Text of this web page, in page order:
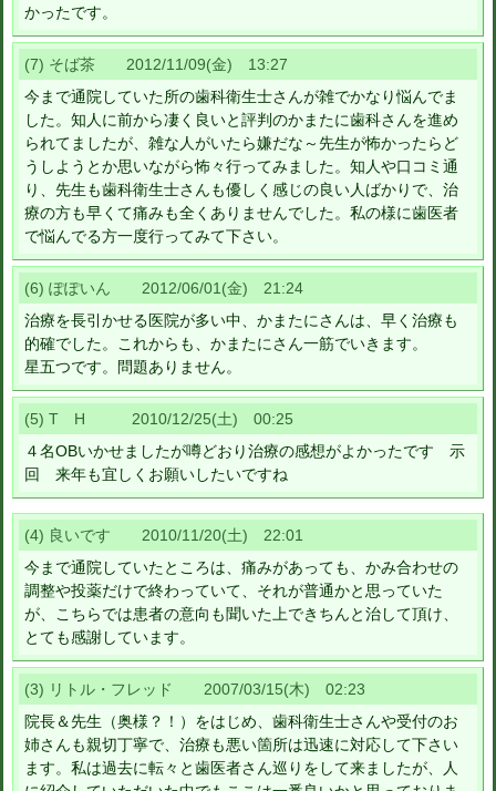
かったです。
(7) そば茶 2012/11/09(金) 13:27
今まで通院していた所の歯科衛生士さんが雑でかなり悩んでま
した。知人に前から凄く良いと評判のかまたに歯科さんを進め
られてましたが、雑な人がいたら嫌だな～先生が怖かったらど
うしようとか思いながら怖々行ってみました。知人や口コミ通
り、先生も歯科衛生士さんも優しく感じの良い人ばかりで、治
療の方も早くて痛みも全くありませんでした。私の様に歯医者
で悩んでる方一度行ってみて下さい。
(6) ぽぽいん 2012/06/01(金) 21:24
治療を長引かせる医院が多い中、かまたにさんは、早く治療も
的確でした。これからも、かまたにさん一筋でいきます。
星五つです。問題ありません。
(5) T H 2010/12/25(土) 00:25
４名OBいかせましたが噂どおり治療の感想がよかったです 示
回 来年も宜しくお願いしたいですね
(4) 良いです 2010/11/20(土) 22:01
今まで通院していたところは、痛みがあっても、かみ合わせの
調整や投薬だけで終わっていて、それが普通かと思っていた
が、こちらでは患者の意向も聞いた上できちんと治して頂け、
とても感謝しています。
(3) リトル・フレッド 2007/03/15(木) 02:23
院長＆先生（奥様？！）をはじめ、歯科衛生士さんや受付のお
姉さんも親切丁寧で、治療も悪い箇所は迅速に対応して下さい
ます。私は過去に転々と歯医者さん巡りをして来ましたが、人